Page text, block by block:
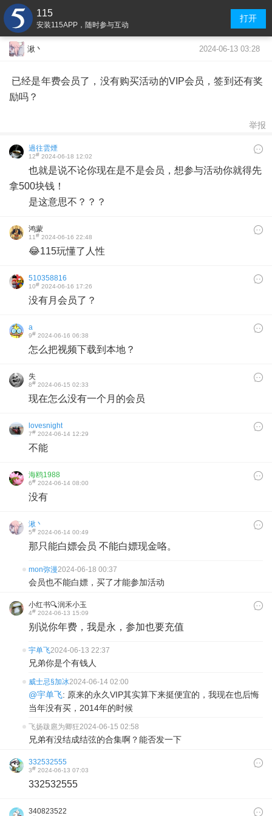
115
安装115APP，随时参与互动
打开
湫丶 2024-06-13 03:28
已经是年费会员了，没有购买活动的VIP会员，签到还有奖
励吗？
举报
過往雲煙
12# 2024-06-18 12:02
也就是说不论你现在是不是会员，想参与活动你就得先
拿500块钱！
是这意思不？？？
鸿蒙
11# 2024-06-16 22:48
😂115玩懂了人性
510358816
10# 2024-06-16 17:26
没有月会员了？
a
9# 2024-06-16 06:38
怎么把视频下载到本地？
失
8# 2024-06-15 02:33
现在怎么没有一个月的会员
lovesnight
7# 2024-06-14 12:29
不能
海鸥1988
6# 2024-06-14 08:00
没有
湫丶
5# 2024-06-14 00:49
那只能白嫖会员 不能白嫖现金咯。
mon弥漫2024-06-18 00:37
会员也不能白嫖，买了才能参加活动
小红书🔍润禾小玉
4# 2024-06-13 15:09
别说你年费，我是永，参加也要充值
宇单飞2024-06-13 22:37
兄弟你是个有钱人
威士忌§加冰2024-06-14 02:00
@宇单飞: 原来的永久VIP其实算下来挺便宜的，我现在也后悔
当年没有买，2014年的时候
飞扬跋扈为卿狂2024-06-15 02:58
兄弟有没结成结弦的合集啊？能否发一下
332532555
3# 2024-06-13 07:03
332532555
340823522